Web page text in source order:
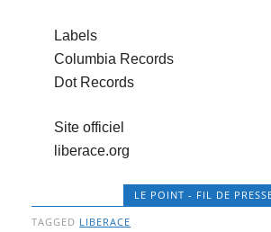
Labels
Columbia Records
Dot Records
Site officiel
liberace.org
LE POINT - FIL DE
TAGGED LIBERACE